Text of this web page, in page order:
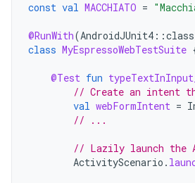
const val MACCHIATO =
@RunWith(AndroidJUnit4 ::class
class MyEspressoWebTestSuite
@Test fun
// Create an intent
val webFormIntent =
// ...
// Lazily launch the
ActivityScenario .